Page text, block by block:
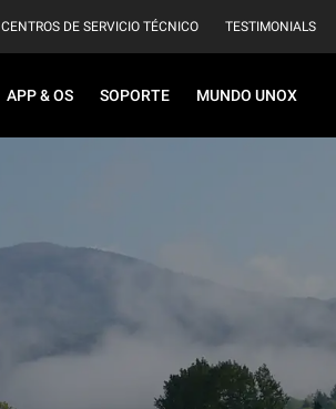
CENTROS DE SERVICIO TÉCNICO TESTIMONIALS
APP & OS SOPORTE MUNDO UNOX